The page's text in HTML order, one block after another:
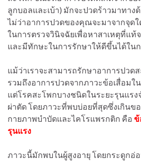
ลูกบอลและเบ้า) มักจะปวดร้าวมาทา
ไม่ว่าอาการปวดของคุณจะมาจากจุดใ
ในการตรวจวินิจฉัยเพื่อหาสาเหตุที่แท้
และมีทักษะในการรักษาให้ดีขึ้นได้ใ
แม้ว่าเราจะสามารถรักษาอาการปวด
รวมถึงอาการปวดจากภาวะข้อเสื่อมใ
แต่โรคสะโพกบางชนิดในระยะรุนแรง
ผ่าตัด โดยภาวะที่พบบ่อยที่สุดซึ่งเกินข
กายภาพบำบัดและไคโรแพรกติก คือ ข้
รุนแรง
ภาวะนี้มักพบในผู้สูงอายุ โดยกระดูกอ่